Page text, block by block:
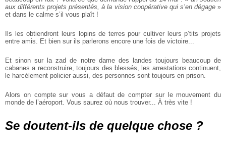
aux différents projets présentés, à la vision coopérative qui s’en dégage»
et dans le calme s’il vous plaît !
Ils les obtiendront leurs lopins de terres pour cultiver leurs p’tits projets
entre amis. Et bien sur ils parlerons encore une fois de victoire...
Et sinon sur la zad de notre dame des landes toujours beaucoup de
cabanes areconstruire, toujours des blessés, les arrestations continuent,
le harcèlement policier aussi, des personnes sont toujours en prison.
Alors on compte sur vous a défaut de compter sur le mouvement du
monde de l’aéroport. Vous saurez où nous trouver... À très vite !
Se doutent-ils de quelque chose ?